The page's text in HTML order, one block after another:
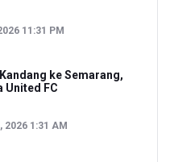
11:31 PM
ke Semarang,
United FC
2026 1:31 AM